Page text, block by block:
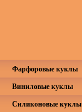
Фарфоровые куклы
Виниловые куклы
Силиконовые куклы